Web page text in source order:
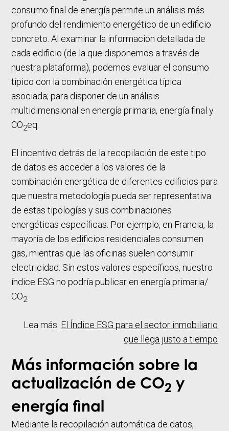
consumo final de energía permite un análisis más
profundo del rendimiento energético de un edificio
concreto. Al examinar la información detallada de
cada edificio (de la que disponemos a través de
nuestra plataforma), podemos evaluar el consumo
típico con la combinación energética típica
asociada; para disponer de un análisis
multidimensional en energía primaria, energía final y
CO2eq.
El incentivo detrás de la recopilación de este tipo
de datos es acceder a los valores de la
combinación energética de diferentes edificios para
que nuestra metodología pueda ser representativa
de estas tipologías y sus combinaciones
energéticas específicas. Por ejemplo, en Francia, la
mayoría de los edificios residenciales consumen
gas, mientras que las oficinas suelen consumir
electricidad. Sin estos valores específicos, nuestro
índice ESG no podría publicar en energía primaria/
CO2
Lea más: El Índice ESG para el sector inmobiliario
que llega justo a tiempo
Más información sobre la
actualización de CO2 y
energía final
Mediante la recopilación automática de datos,